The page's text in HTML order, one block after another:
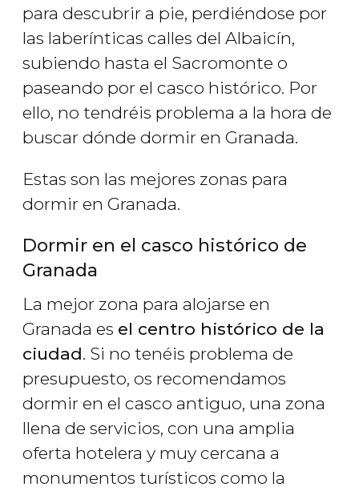
para descubrir a pie, perdiéndose por
las laberínticas calles del Albaicín,
subiendo hasta el Sacromonte o
paseando por el casco histórico. Por
ello, no tendréis problema a la hora de
buscar dónde dormir en Granada.
Estas son las mejores zonas para
dormir en Granada.
Dormir en el casco histórico de
Granada
La mejor zona para alojarse en
Granada es el centro histórico de la
ciudad. Si no tenéis problema de
presupuesto, os recomendamos
dormir en el casco antiguo, una zona
llena de servicios, con una amplia
oferta hotelera y muy cercana a
monumentos turísticos como la